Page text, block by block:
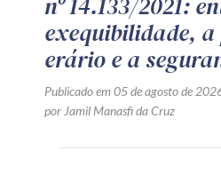
exequibilidade,
erário e a
Publicado em 05 de agosto de
por Jamil Manasfi da Cruz